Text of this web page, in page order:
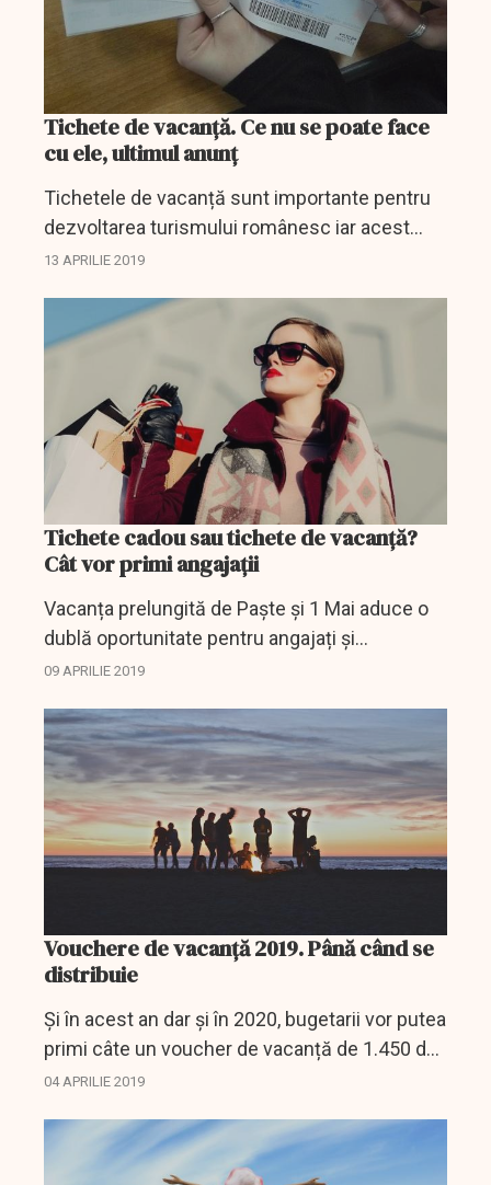
Tichete de vacanță. Ce nu se poate face
cu ele, ultimul anunț
Tichetele de vacanță sunt importante pentru
dezvoltarea turismului românesc iar acest
lucru ar putea fi împiedicat de o inițiativă
13 APRILIE 2019
Tichete cadou sau tichete de vacanță?
Cât vor primi angajații
Vacanța prelungită de Paște și 1 Mai aduce o
dublă oportunitate pentru angajați și
angajatori, care pot oferi atât tichete cadou,
de...
09 APRILIE 2019
Vouchere de vacanță 2019. Până când se
distribuie
Și în acest an dar și în 2020, bugetarii vor putea
primi câte un voucher de vacanță de 1.450 de
lei pe care să-l folosească la vacanțele din
04 APRILIE 2019